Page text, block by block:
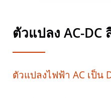
ตัวแปลง AC-DC
ตัวแปลงไฟฟ้า AC เป็น